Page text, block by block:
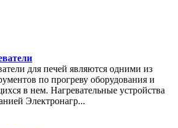
для печей являются одними из
по прогреву оборудования и
в нем. Нагревательные устройства
Электронагр...